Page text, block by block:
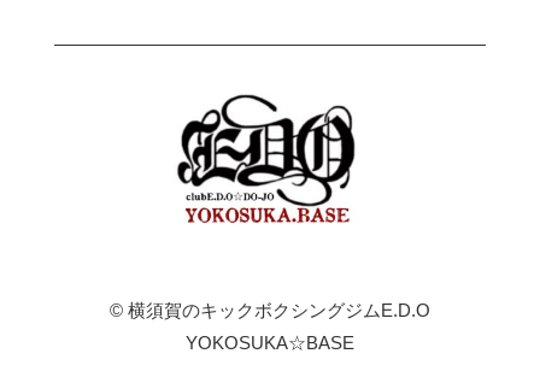
© 横須賀のキックボクシングジムE.D.O
YOKOSUKA☆BASE